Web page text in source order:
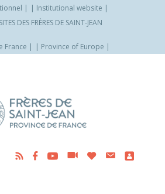
Institutional website
DES FRÈRES DE SAINT-JEAN
France
Province of Europe